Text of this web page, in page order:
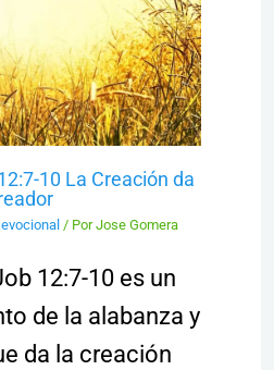
10 La Creación da
/ PorJose Gomera
12:7-10 es un
de la alabanza y
da la creación